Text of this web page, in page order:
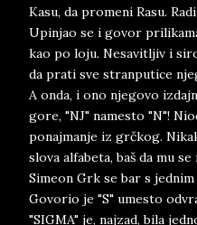
Kasu, da promeni Rasu.
Upinjao se i govor
kao po loju. Nesavitljiv i
da prati sve stranputice
A onda, i ono njegovo
gore, "NJ" namesto "N"!
ponajmanje iz grčkog.
slova alfabeta, baš da mu
Simeon Grk se bar s
Govorio je "S" umesto
"SIGMA" je, najzad, bila